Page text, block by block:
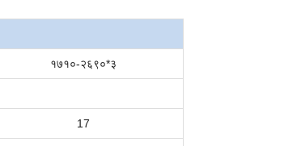
१७१०-२६९०*३
17